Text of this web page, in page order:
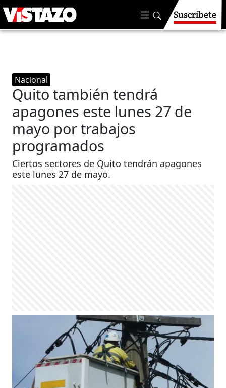
Suscríbete
Nacional
Quito también tendrá
apagones este lunes 27 de
mayo por trabajos
programados
Ciertos sectores de Quito tendrán apagones
este lunes 27 de mayo.